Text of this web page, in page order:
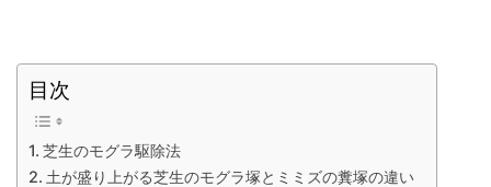
目次
芝生のモグラ駆除法
土が盛り上がる芝生のモグラ塚とミミズの糞塚の違い